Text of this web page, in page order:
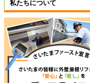
私たちについて